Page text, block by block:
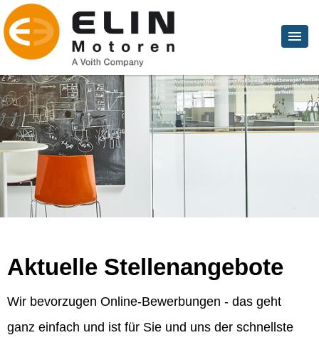
Aktuelle Stellenangebote
Wir bevorzugen Online-Bewerbungen - das geht
ganz einfach und ist für Sie und uns der schnellste